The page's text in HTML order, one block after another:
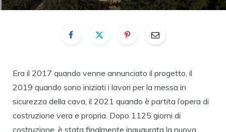
Era il 2017 quando venne annunciato il progetto, il
2019 quando sono iniziati i lavori per la messa in
sicurezza della cava, il 2021 quando è partita l’opera di
costruzione vera e propria. Dopo 1125 giorni di
costruzione, è stata finalmente inaugurata la nuova